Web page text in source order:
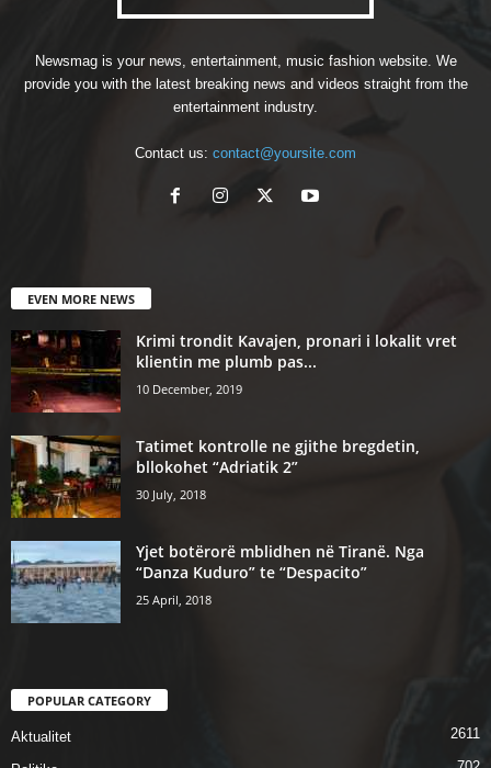
Newsmag is your news, entertainment, music fashion website. We
provide you with the latest breaking news and videos straight from the
entertainment industry.
Contact us: contact@yoursite.com
EVEN MORE NEWS
Krimi trondit Kavajen, pronari i lokalit vret
klientin me plumb pas...
10 December, 2019
Tatimet kontrolle ne gjithe bregdetin,
bllokohet “Adriatik 2”
30 July, 2018
Yjet botërorë mblidhen në Tiranë. Nga
“Danza Kuduro” te “Despacito”
25 April, 2018
POPULAR CATEGORY
Aktualitet 2611